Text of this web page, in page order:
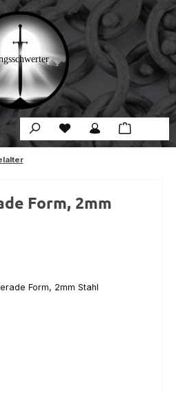
Du hast 0 Produkte auf
Form, 2mm